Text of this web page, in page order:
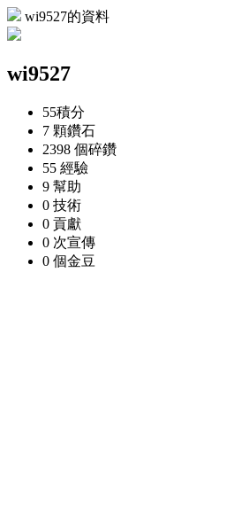
wi9527的資料
wi9527
55積分
7 顆鑽石
2398 個碎鑽
55 經驗
9 幫助
0 技術
0 貢獻
0 次宣傳
0 個金豆